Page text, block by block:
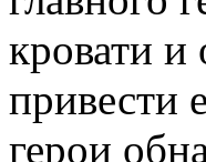
кровати и
привести
герои